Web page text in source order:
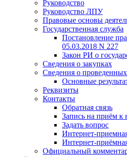
Руководство
Руководство ЛПУ
Правовые основы
Государственная служба
Постановление
05.03.2018 N 227
Закон РИ о
Сведения о закупках
Сведения о
Основные
Реквизиты
Контакты
Обратная связь
Запись на приём к
Задать вопрос
Интернет-
Интернет-
Официальный